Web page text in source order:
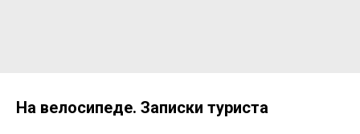
На велосипеде. Записки туриста